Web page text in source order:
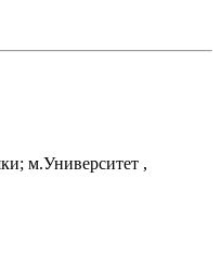
м.Университет ,